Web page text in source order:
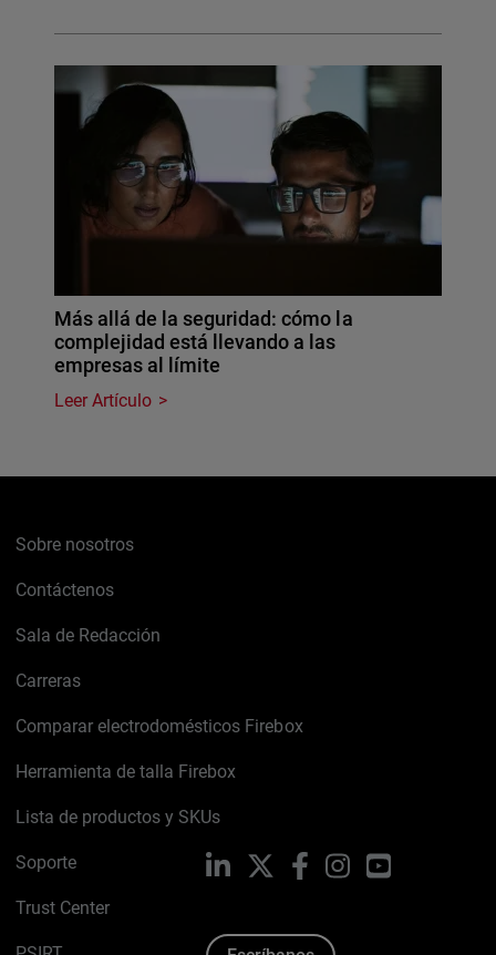
Más allá de la seguridad: cómo la
complejidad está llevando a las
empresas al límite
Leer Artículo
Sobre nosotros
Contáctenos
Sala de Redacción
Carreras
Comparar electrodomésticos Firebox
Herramienta de talla Firebox
Lista de productos y SKUs
Soporte
Trust Center
LinkedIn FacebookInstagramYouTube